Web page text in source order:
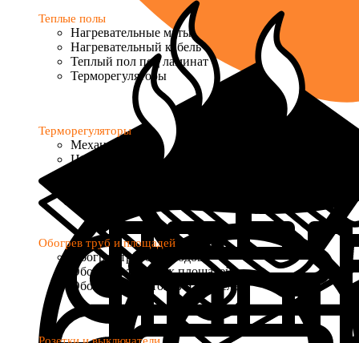
Теплые полы
Нагревательные маты
Нагревательный кабель
Теплый пол под ламинат
Терморегуляторы
Терморегуляторы
Механические
Цифровые
Обогрев труб и площадей
Обогрев трубопроводов
Обогрев открытых площадей
Обогрев водостоков и кровель
Розетки и выключатели